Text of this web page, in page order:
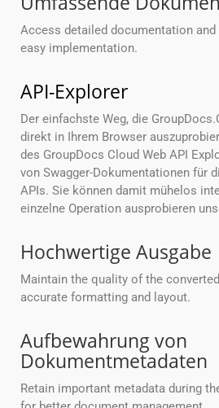
Access detailed documentation
easy implementation.
API-Explorer
Der einfachste Weg, die
direkt in Ihrem Browser
des GroupDocs Cloud Web API
von Swagger-Dokumentationen für
APIs. Sie können damit mühelos
einzelne Operation ausprobieren
Hochwertige Ausgabe
Maintain the quality of the
accurate formatting and layout.
Aufbewahrung von
Dokumentmetadaten
Retain important metadata during